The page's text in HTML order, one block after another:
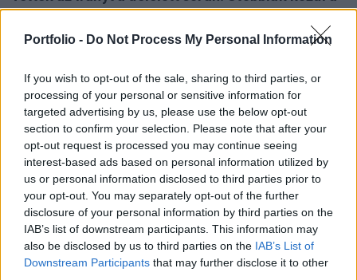
Portfolio - Do Not Process My Personal Information
If you wish to opt-out of the sale, sharing to third parties, or
processing of your personal or sensitive information for
targeted advertising by us, please use the below opt-out
section to confirm your selection. Please note that after your
opt-out request is processed you may continue seeing
interest-based ads based on personal information utilized by
us or personal information disclosed to third parties prior to
your opt-out. You may separately opt-out of the further
disclosure of your personal information by third parties on the
IAB’s list of downstream participants. This information may
also be disclosed by us to third parties on the IAB’s List of
Downstream Participants that may further disclose it to other
meg, a cseh index jelenleg 0.6%-os, az orosz pedig
erősödött megközelítve valaha elért legmagasabb
csúcsát. A BUX jelenleg 28,373 ponton áll, mely
0.4%-os felértékelődést jelent pénteki
záróértékéhez képest.
RABAReal-time árfolyamInformációs panel A hazai
parketten a legnagyobb aktivitás ismét a Rába piacán
mutatkozik, a múlt héten kezdődött eladói nyomás ezúttal
sem hagyott alább, melynek következtében a gépgyártó
részvényei 7.3%-os mínuszban 2,030 forinton cserélnek
gazdát. Mint ismert múlt pénteken jelentette be a Wamsler,